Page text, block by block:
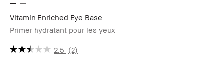
Vitamin Enriched Eye Base
Primer hydratant pour les yeux
2.5 (2)